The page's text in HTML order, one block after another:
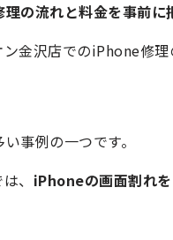
理の流れと料金を事前
金沢店でのiPhone修理
事例の一つです。
、 iPhoneの画面割れ